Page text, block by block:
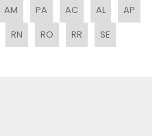
SP
AM PA AC AL
AP
RN RO RR
SE